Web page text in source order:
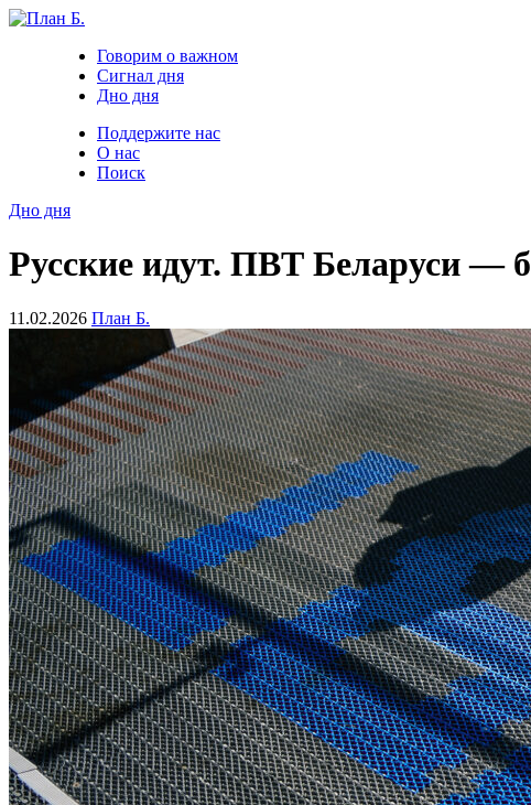
Говорим о важном
Сигнал дня
Дно дня
Поддержите нас
О нас
Поиск
Дно дня
Русские идут. ПВТ Беларуси —
11.02.2026 План Б.